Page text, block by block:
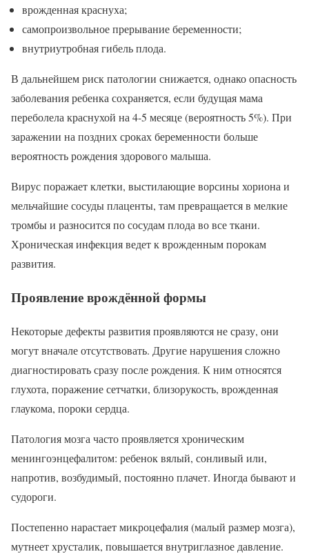
врожденная краснуха;
самопроизвольное прерывание беременности;
внутриутробная гибель плода.
В дальнейшем риск патологии снижается, однако опасность
заболевания ребенка сохраняется, если будущая мама
переболела краснухой на 4-5 месяце (вероятность 5%). При
заражении на поздних сроках беременности больше
вероятность рождения здорового малыша.
Вирус поражает клетки, выстилающие ворсины хориона и
мельчайшие сосуды плаценты, там превращается в мелкие
тромбы и разносится по сосудам плода во все ткани.
Хроническая инфекция ведет к врожденным порокам
развития.
Проявление врождённой формы
Некоторые дефекты развития проявляются не сразу, они
могут вначале отсутствовать. Другие нарушения сложно
диагностировать сразу после рождения. К ним относятся
глухота, поражение сетчатки, близорукость, врожденная
глаукома, пороки сердца.
Патология мозга часто проявляется хроническим
менингоэнцефалитом: ребенок вялый, сонливый или,
напротив, возбудимый, постоянно плачет. Иногда бывают и
судороги.
Постепенно нарастает микроцефалия (малый размер мозга),
мутнеет хрусталик, повышается внутриглазное давление.